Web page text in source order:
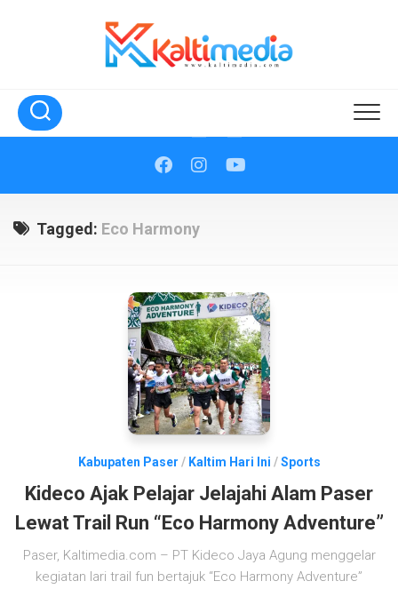
Tagged: Eco Harmony
Kabupaten Paser / Kaltim Hari Ini /Sports
Kideco Ajak Pelajar Jelajahi Alam Paser
Lewat Trail Run “Eco Harmony Adventure”
Paser, Kaltimedia.com – PT Kideco Jaya Agung menggelar
kegiatan lari trail fun bertajuk “Eco Harmony Adventure”